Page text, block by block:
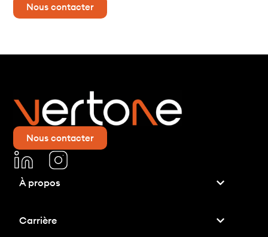
Nous contacter
Nous contacter
À propos
Carrière